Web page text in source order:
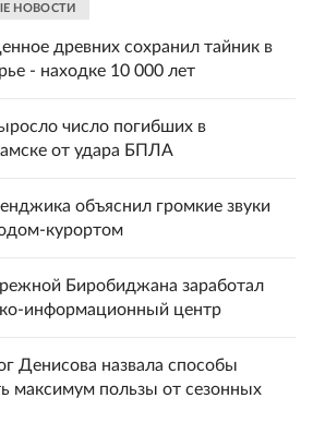
НОВОСТИ
древних сохранил тайник в
- находке 10 000 лет
число погибших в
от удара БПЛА
объяснил громкие звуки
курортом
Биробиджана заработал
информационный центр
Денисова назвала способы
максимум пользы от сезонных